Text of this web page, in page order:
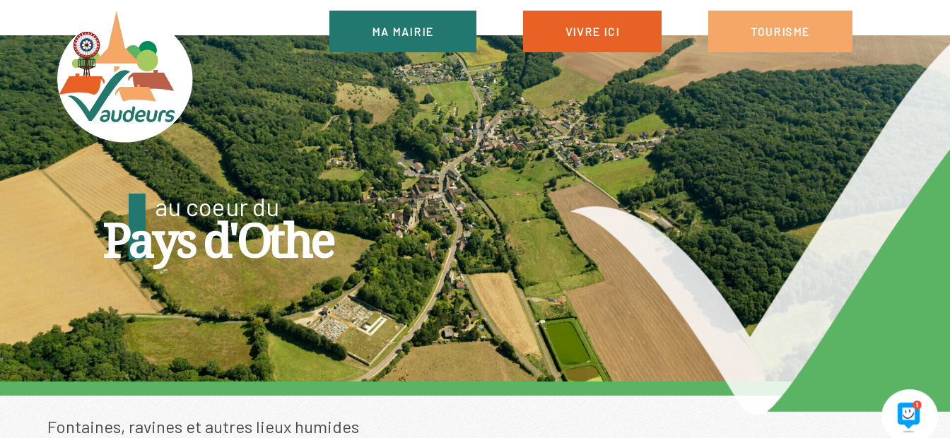
MA MAIRIE VIVRE ICI TOURISME
au coeur du
Pays d'Othe
Fontaines, ravines et autres lieux humides